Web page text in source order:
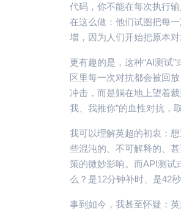
代码，你不能在每次执行
在这么做：他们试图把每
增，因为人们开始把原本对
更有趣的是，这种“AI测试
区里每一次对抗都会被回
冲击，而是躺在地上望着
我、我推你”的血性对抗，
我可以理解英超的初衷：
些混沌的、不可解释的、
策的微妙影响。而API测试
么？是12分钟补时、是42
事到如今，我甚至怀疑：